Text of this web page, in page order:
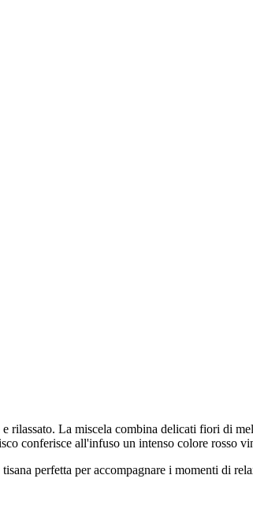
rilassato. La miscela combina delicati fiori di
conferisce all'infuso un intenso colore rosso
perfetta per accompagnare i momenti di